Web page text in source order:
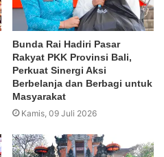
Bunda Rai Hadiri Pasar
Rakyat PKK Provinsi Bali,
Perkuat Sinergi Aksi
Berbelanja dan Berbagi untuk
Masyarakat
Kamis, 09 Juli 2026